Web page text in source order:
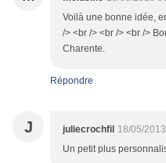
Voilà une bonne idée,
/> <br /> <br /> <br />
Charente.
Répondre
J juliecrochfil 18/05/
Un petit plus